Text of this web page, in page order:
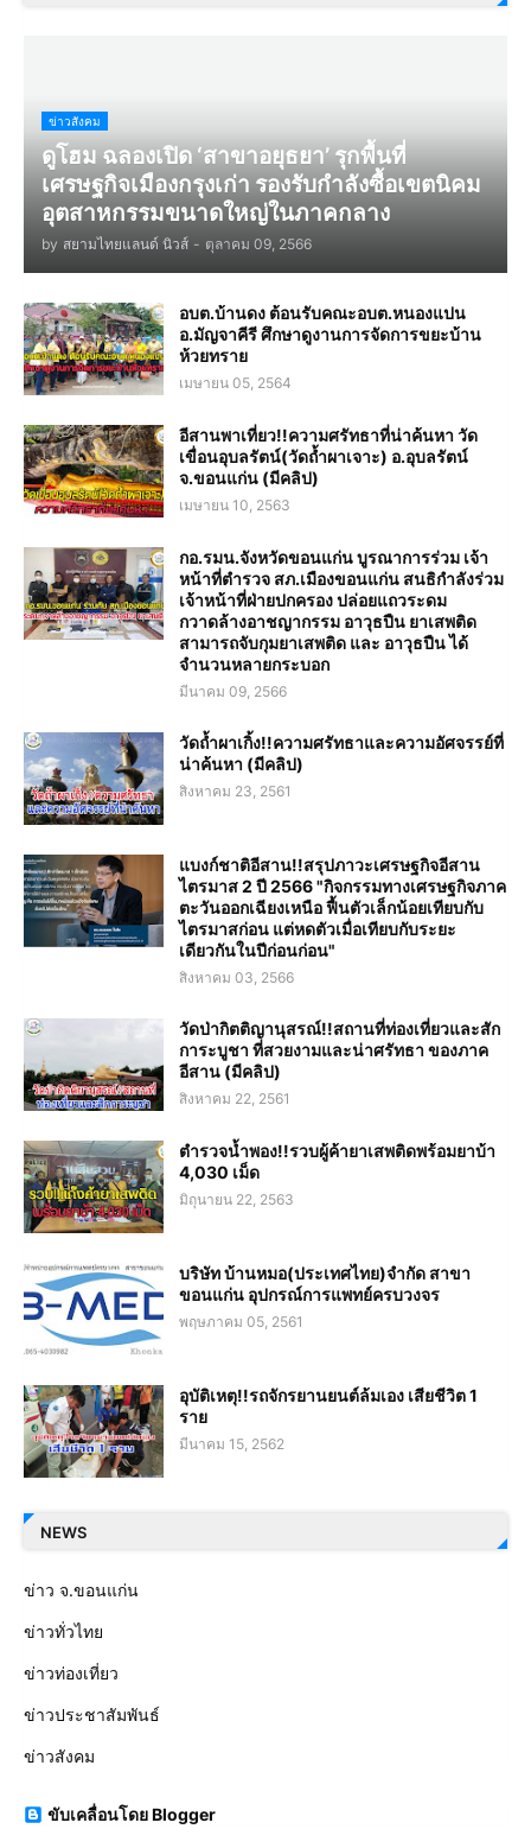
ข่าวสังคม
ดูโฮม ฉลองเปิด ‘สาขาอยุธยา’ รุกพื้นที่
เศรษฐกิจเมืองกรุงเก่า รองรับกำลังซื้อเขตนิคม
อุตสาหกรรมขนาดใหญ่ในภาคกลาง
by สยามไทยแลนด์ นิวส์ - ตุลาคม 09, 2566
อบต.บ้านดง ต้อนรับคณะอบต.หนองแปน
อ.มัญจาคีรี ศึกษาดูงานการจัดการขยะบ้าน
ห้วยทราย
เมษายน 05, 2564
อีสานพาเที่ยว!!ความศรัทธาที่น่าค้นหา วัด
เขื่อนอุบลรัตน์(วัดถ้ำผาเจาะ) อ.อุบลรัตน์
จ.ขอนแก่น (มีคลิป)
เมษายน 10, 2563
กอ.รมน.จังหวัดขอนแก่น บูรณาการร่วม เจ้า
หน้าที่ตำรวจ สภ.เมืองขอนแก่น สนธิกำลังร่วม
เจ้าหน้าที่ฝ่ายปกครอง ปล่อยแถวระดม
กวาดล้างอาชญากรรม อาวุธปืน ยาเสพติด
สามารถจับกุมยาเสพติด และ อาวุธปืน ได้
จำนวนหลายกระบอก
มีนาคม 09, 2566
วัดถ้ำผาเกิ้ง!!ความศรัทธาและความอัศจรรย์ที่
น่าค้นหา (มีคลิป)
สิงหาคม 23, 2561
แบงก์ชาติอีสาน!!สรุปภาวะเศรษฐกิจอีสาน
ไตรมาส 2 ปี 2566 "กิจกรรมทางเศรษฐกิจภาค
ตะวันออกเฉียงเหนือ ฟื้นตัวเล็กน้อยเทียบกับ
ไตรมาสก่อน แต่หดตัวเมื่อเทียบกับระยะ
เดียวกันในปีก่อนก่อน"
สิงหาคม 03, 2566
วัดป่ากิตติญานุสรณ์!!สถานที่ท่องเที่ยวและสัก
การะบูชา ที่สวยงามและน่าศรัทธา ของภาค
อีสาน (มีคลิป)
สิงหาคม 22, 2561
ตำรวจน้ำพอง!!รวบผู้ค้ายาเสพติดพร้อมยาบ้า
4,030 เม็ด
มิถุนายน 22, 2563
บริษัท บ้านหมอ(ประเทศไทย)จำกัด สาขา
ขอนแก่น อุปกรณ์การแพทย์ครบวงจร
พฤษภาคม 05, 2561
อุบัติเหตุ!!รถจักรยานยนต์ล้มเอง เสียชีวิต 1
ราย
มีนาคม 15, 2562
NEWS
ข่าว จ.ขอนแก่น
ข่าวทั่วไทย
ข่าวท่องเที่ยว
ข่าวประชาสัมพันธ์
ข่าวสังคม
ขับเคลื่อนโดย Blogger